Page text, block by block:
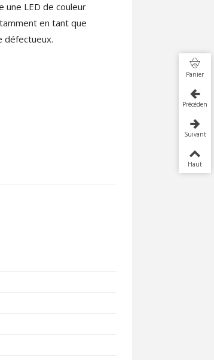
une LED de couleur
en tant que
défectueux.
Panier
Précédent
Suivant
Haut